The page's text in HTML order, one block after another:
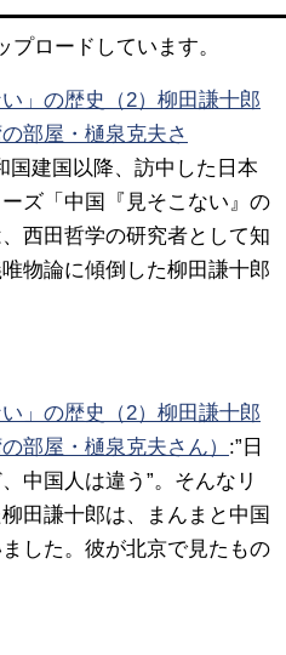
ロードしています。
」の歴史（2）柳田謙十郎
部屋・樋泉克夫さ
国建国以降、訪中した日本
ズ「中国『見そこない』の
西田哲学の研究者として知
物論に傾倒した柳田謙十郎
」の歴史（2）柳田謙十郎
部屋・樋泉克夫さん） :”日
中国人は違う”。そんなリ
田謙十郎は、まんまと中国
した。彼が北京で見たもの